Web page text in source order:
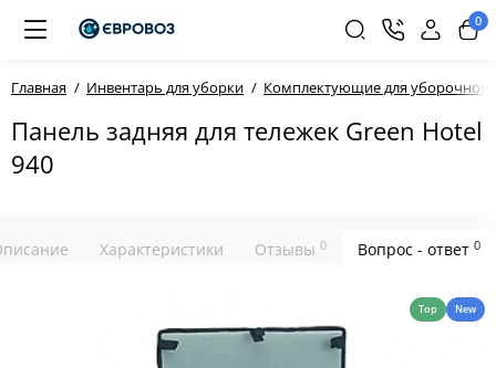
0
Главная Инвентарь для уборки Комплектующие для
Панель задняя для тележек Green Hotel
940
Характеристики Отзывы 0 Вопрос - ответ 0
Top New